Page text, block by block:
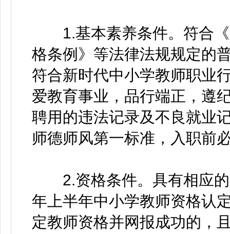
1.基本素养条件。符合《
格条例》等法律法规规定的
符合新时代中小学教师职业
爱教育事业，品行端正，遵
聘用的违法记录及不良就业
师德师风第一标准，入职前
2.资格条件。具有相应的
年上半年中小学教师资格认
定教师资格并网报成功的，